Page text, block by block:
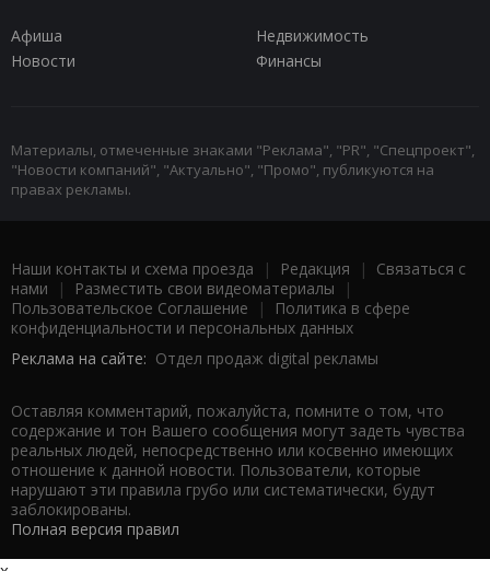
Афиша
Недвижимость
Новости
Финансы
Материалы, отмеченные знаками "Реклама", "PR", "Спецпроект",
"Новости компаний", "Актуально", "Промо", публикуются на
правах рекламы.
Наши контакты и схема проезда | Редакция | Связаться с
нами | Разместить свои видеоматериалы |
Пользовательское Соглашение |
Политика в сфере
конфиденциальности и персональных данных
Реклама на сайте: Отдел продаж digital рекламы
Оставляя комментарий, пожалуйста, помните о том, что
содержание и тон Вашего сообщения могут задеть чувства
реальных людей, непосредственно или косвенно имеющих
отношение к данной новости. Пользователи, которые
нарушают эти правила грубо или систематически, будут
заблокированы.
Полная версия правил